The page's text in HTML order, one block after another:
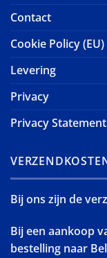
Contact
Cookie Policy (EU)
Levering
Privacy
Privacy Statement
Bij ons zijn de
Bij een aankoop
bestelling naar